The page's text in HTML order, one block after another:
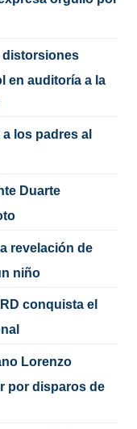
distorsiones
en auditoría a la
los padres al
Duarte
revelación de
niño
conquista el
Lorenzo
por disparos de